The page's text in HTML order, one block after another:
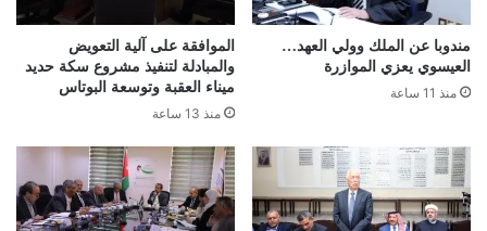
مندوبا عن الملك وولي العهد…
العيسوي يعزي الموازرة
منذ 11 ساعة
الموافقة على آلية التعويض
والمبادلة لتنفيذ مشروع سكة حديد
ميناء العقبة وتوسعة البوتاس
منذ 13 ساعة